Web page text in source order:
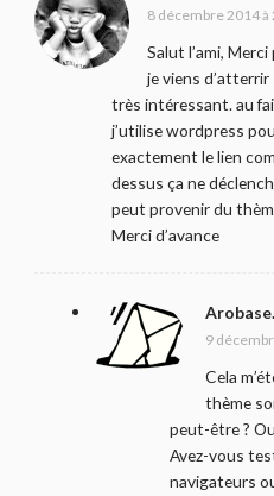
8 décembre 2014 à
Salut l’ami,
je viens
très intéressant. au
j’utilise wordpress
exactement le lien
dessus ça ne
peut provenir du
Merci d’avance
9
Cela
thème
peut-être ?
Avez-vous
navigateurs